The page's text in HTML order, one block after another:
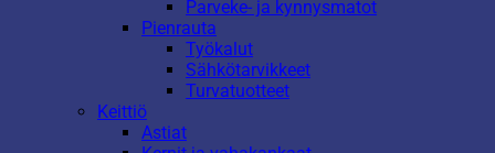
Parveke- ja kynnysmatot
Pienrauta
Työkalut
Sähkötarvikkeet
Turvatuotteet
Keittiö
Astiat